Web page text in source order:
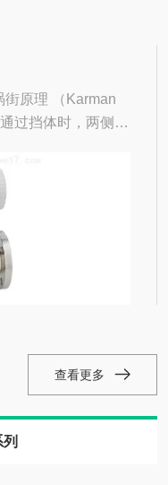
街原理 （Karman
过挡体时，两侧会
测压力...
查看更多